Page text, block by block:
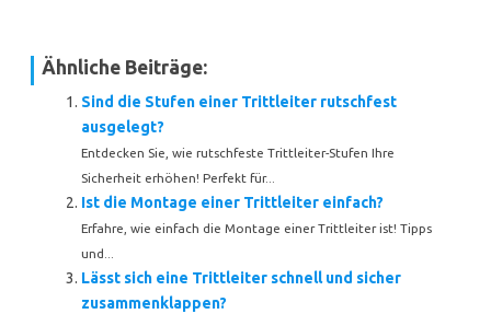
Ähnliche Beiträge:
Sind die Stufen einer Trittleiter rutschfest
ausgelegt?
Entdecken Sie, wie rutschfeste Trittleiter-Stufen Ihre
Sicherheit erhöhen! Perfekt für...
Ist die Montage einer Trittleiter einfach?
Erfahre, wie einfach die Montage einer Trittleiter ist! Tipps
und...
Lässt sich eine Trittleiter schnell und sicher
zusammenklappen?